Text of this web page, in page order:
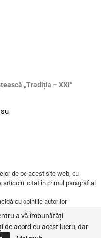
„Tradiția – XXI”
de pe acest site web, cu
citat în primul paragraf al
cu opiniile autorilor
a vă îmbunătăți
de acord cu acest lucru, dar